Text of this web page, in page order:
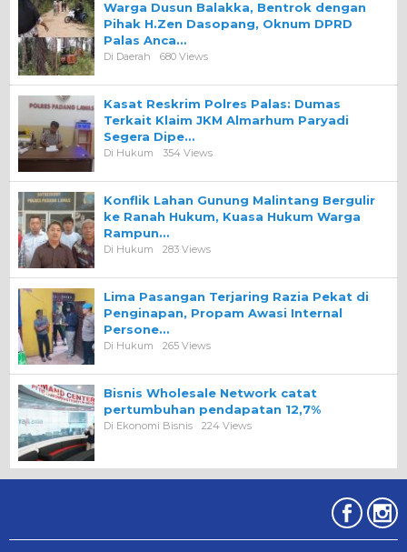
Warga Dusun Balakka, Bentrok dengan
Pihak H.Zen Dasopang, Oknum DPRD
Palas Anca…
Di Daerah 680 Views
Kasat Reskrim Polres Palas: Dumas
Terkait Klaim JKM Almarhum Paryadi
Segera Dipe…
Di Hukum 354 Views
Konflik Lahan Gunung Malintang Bergulir
ke Ranah Hukum, Kuasa Hukum Warga
Rampun…
Di Hukum 283 Views
Lima Pasangan Terjaring Razia Pekat di
Penginapan, Propam Awasi Internal
Persone…
Di Hukum 265 Views
Bisnis Wholesale Network catat
pertumbuhan pendapatan 12,7%
Di Ekonomi Bisnis 224 Views